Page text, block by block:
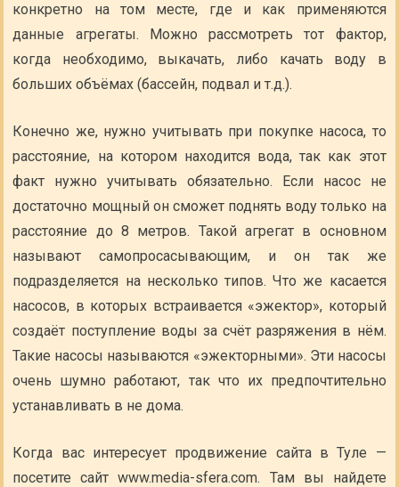
конкретно на том месте, где и как применяются
данные агрегаты. Можно рассмотреть тот фактор,
когда необходимо, выкачать, либо качать воду в
больших объёмах (бассейн, подвал и т.д.).
Конечно же, нужно учитывать при покупке насоса, то
расстояние, на котором находится вода, так как этот
факт нужно учитывать обязательно. Если насос не
достаточно мощный он сможет поднять воду только на
расстояние до 8 метров. Такой агрегат в основном
называют самопросасывающим, и он так же
подразделяется на несколько типов. Что же касается
насосов, в которых встраивается «эжектор», который
создаёт поступление воды за счёт разряжения в нём.
Такие насосы называются «эжекторными». Эти насосы
очень шумно работают, так что их предпочтительно
устанавливать в не дома.
Когда вас интересует продвижение сайта в Туле —
посетите сайт www.media-sfera.com. Там вы найдете